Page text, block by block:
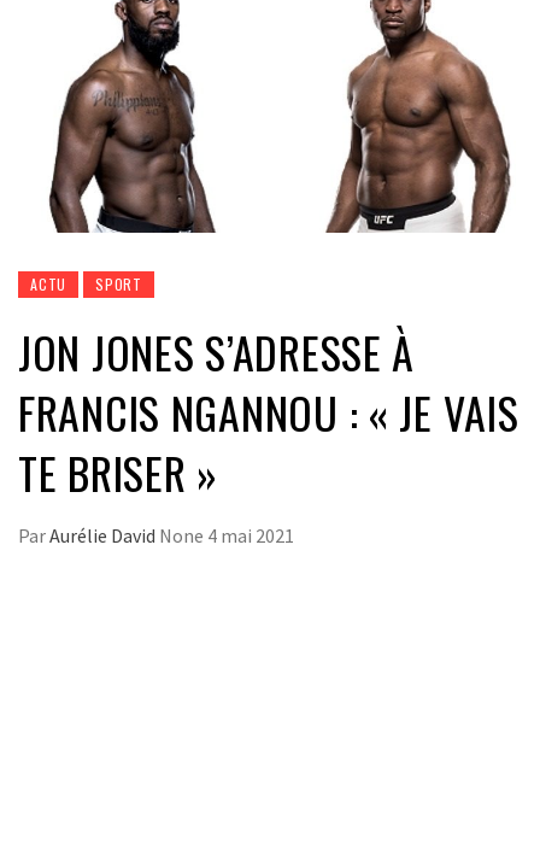
ACTU SPORT
JON JONES S’ADRESSE À
FRANCIS NGANNOU : « JE VAIS
TE BRISER »
ParAurélie David None 4 mai 2021